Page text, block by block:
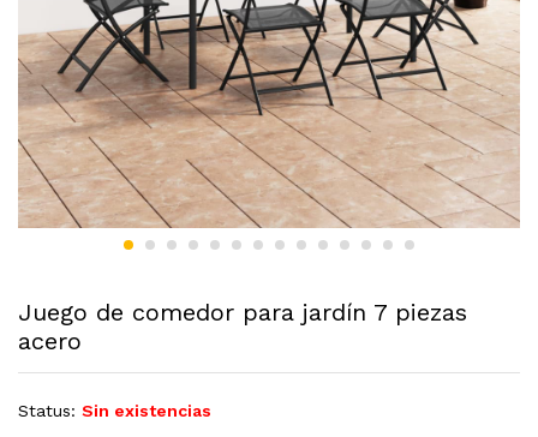
Juego de comedor para jardín 7 piezas
acero
Status: Sin existencias